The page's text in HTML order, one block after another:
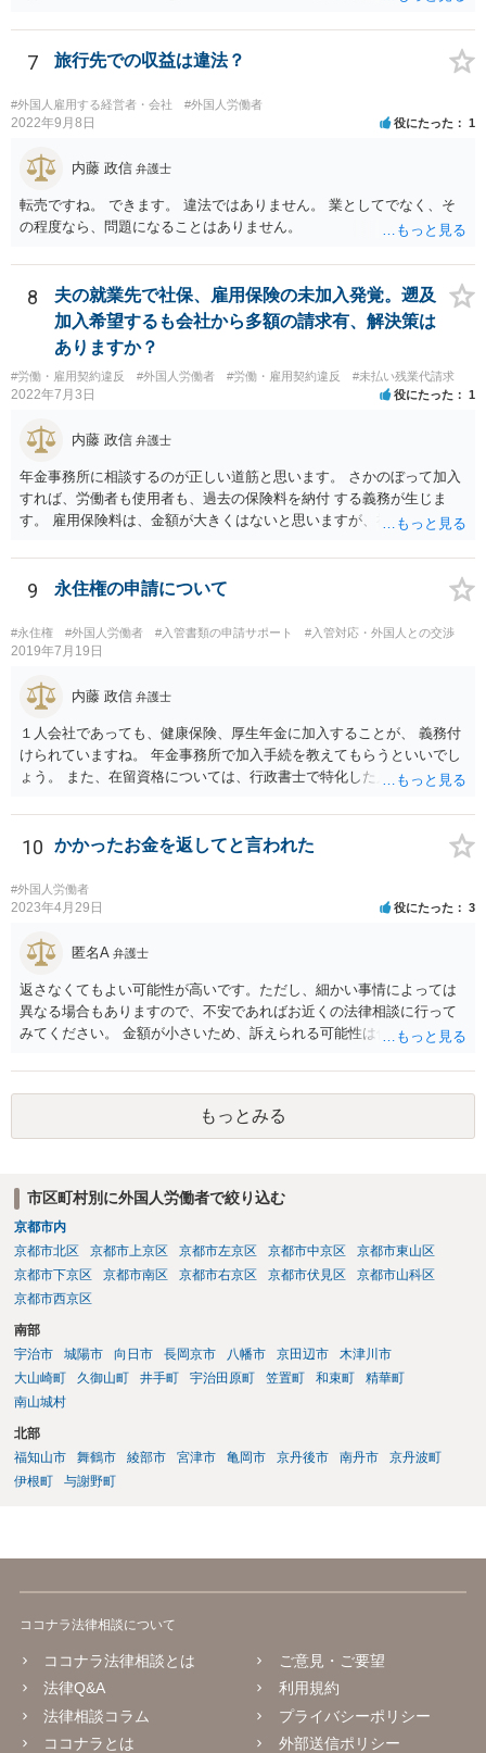
いる弁護士や行政書士に相談されるのが良いです。
7 旅行先での収益は違法？
#外国人雇用する経営者・会社 #外国人労働者
2022年9月8日 役にたった 1
内藤 政信 弁護士
転売ですね。 できます。 違法ではありません。 業としてでなく、そ
の程度なら、問題になることはありません。
8
夫の就業先で社保、雇用保険の未加入発覚。遡及
加入希望するも会社から多額の請求有、解決策は
ありますか？
#労働・雇用契約違反 #外国人労働者 #労働・雇用契約違反 #未払い残業代請求
2022年7月3日 役にたった 1
内藤 政信 弁護士
年金事務所に相談するのが正しい道筋と思います。 さかのぼって加入
すれば、労働者も使用者も、過去の保険料を納付 する義務が生じま
す。 雇用保険料は、金額が大きくはないと思いますが、社会保険はか
難しい問題の一つなので、年金事務所および必要に応じて社労士にも
相談されるといいでしょう。
9 永住権の申請について
#永住権 #外国人労働者 #入管書類の申請サポート #入管対応・外国人との交渉
2019年7月19日
内藤 政信 弁護士
１人会社であっても、健康保険、厚生年金に加入することが、 義務付
けられていますね。 年金事務所で加入手続を教えてもらうといいでし
ょう。 また、在留資格については、行政書士で特化した人が何人も い
人は少ないですね。
10 かかったお金を返してと言われた
#外国人労働者
2023年4月29日 役にたった 3
匿名A 弁護士
返さなくてもよい可能性が高いです。ただし、細かい事情によっては
異なる場合もありますので、不安であればお近くの法律相談に行って
みてください。 金額が小さいため、訴えられる可能性は低いと思われ
もっとみる
市区町村別に外国人労働者で絞り込む
京都市内
京都市北区
京都市上京区 京都市左京区 京都市中京区
京都市東山区
京都市下京区
京都市南区 京都市右京区 京都市伏見区
京都市山科区
京都市西京区
南部
宇治市
城陽市 向日市 長岡京市 八幡市 京田辺市
木津川市
大山崎町
久御山町 井手町 宇治田原町 笠置町 和束町
精華町
南山城村
北部
福知山市
舞鶴市 綾部市 宮津市 亀岡市 京丹後市 南丹市
京丹波町
伊根町
与謝野町
ココナラ法律相談について
ココナラ法律相談とは
法律Q&A
法律相談コラム
ココナラとは
ご意見・ご要望
利用規約
プライバシーポリシー
外部送信ポリシー